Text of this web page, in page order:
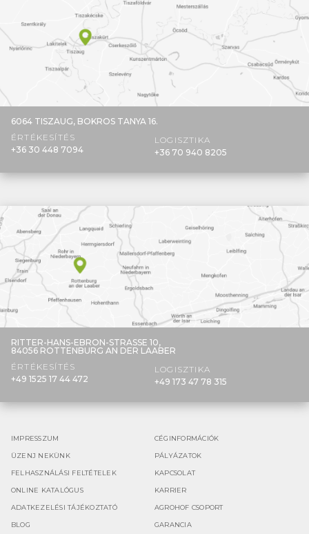
6064 TISZAUG, BOKROS TANYA 16.
ÉRTÉKESÍTÉS
+36 30 448 7094
LOGISZTIKA
+36 70 940 8205
RITTER-HANS-EBRON-STRASSE 10,
84056 ROTTENBURG AN DER LAABER
ÉRTÉKESÍTÉS
+49 1525 17 44 472
LOGISZTIKA
+49 173 47 78 315
IMPRESSZUM CÉGINFORMÁCIÓK
ÜZENJ NEKÜNK PÁLYÁZATOK
FELHASZNÁLÁSI FELTÉTELEK KAPCSOLAT
ONLINE KATALÓGUS KARRIER
ADATKEZELÉSI TÁJÉKOZTATÓ AGROHOF CSOPORT
BLOG GARANCIA